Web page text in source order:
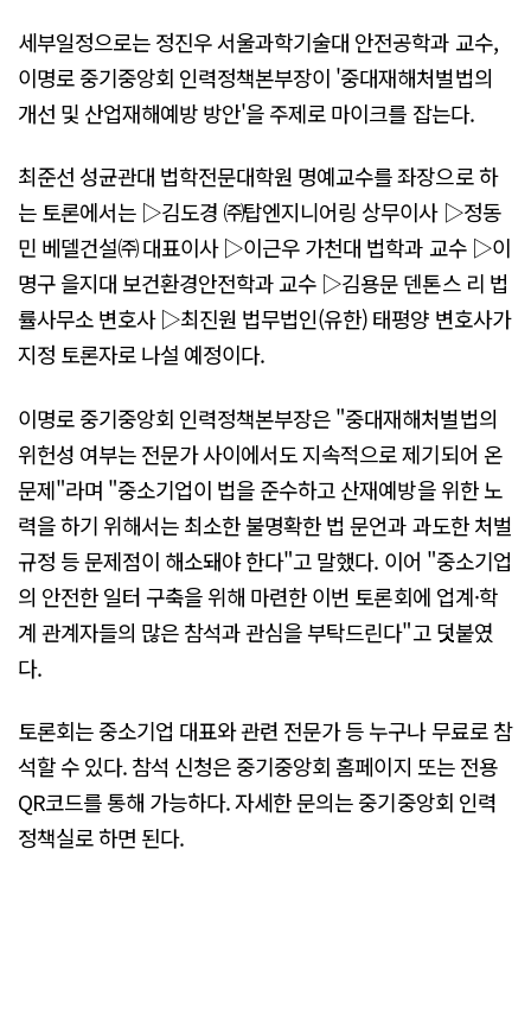
세부일정으로는 정진우 서울과학기술대 안전공학과 교수,
이명로 중기중앙회 인력정책본부장이 '중대재해처벌법의
개선 및 산업재해예방 방안'을 주제로 마이크를 잡는다.
최준선 성균관대 법학전문대학원 명예교수를 좌장으로 하
는 토론에서는 ▷김도경 ㈜탑엔지니어링 상무이사 ▷정동
민 베델건설㈜ 대표이사 ▷이근우 가천대 법학과 교수 ▷이
명구 을지대 보건환경안전학과 교수 ▷김용문 덴톤스 리 법
률사무소 변호사 ▷최진원 법무법인(유한) 태평양 변호사가
지정 토론자로 나설 예정이다.
이명로 중기중앙회 인력정책본부장은 "중대재해처벌법의
위헌성 여부는 전문가 사이에서도 지속적으로 제기되어 온
문제"라며 "중소기업이 법을 준수하고 산재예방을 위한 노
력을 하기 위해서는 최소한 불명확한 법 문언과 과도한 처벌
규정 등 문제점이 해소돼야 한다"고 말했다. 이어 "중소기업
의 안전한 일터 구축을 위해 마련한 이번 토론회에 업계·학
계 관계자들의 많은 참석과 관심을 부탁드린다"고 덧붙였
다.
토론회는 중소기업 대표와 관련 전문가 등 누구나 무료로 참
석할 수 있다. 참석 신청은 중기중앙회 홈페이지 또는 전용
QR코드를 통해 가능하다. 자세한 문의는 중기중앙회 인력
정책실로 하면 된다.